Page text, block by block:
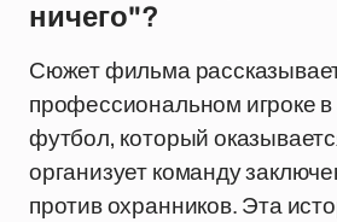
ничего"?
Сюжет фильма
профессиональном игроке
футбол, который
организует команду
против охранников. Эта